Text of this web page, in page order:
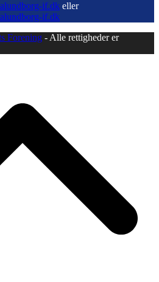
if.dk eller
if.dk
Forening - Alle rettigheder er